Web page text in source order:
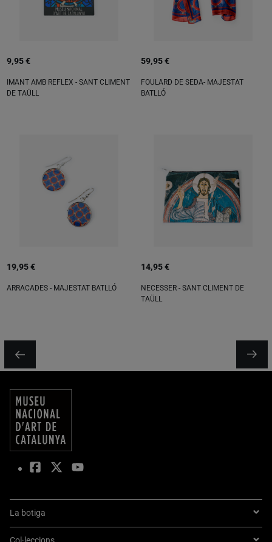
9,95 €
IMANT AMB REFLEX - SANT CLIMENT
DE TAÜLL
59,95 €
FOULARD DE SEDA- MAJESTAT
BATLLÓ
19,95 €
ARRACADES - MAJESTAT BATLLÓ
14,95 €
NECESSER - SANT CLIMENT DE
TAÜLL
La botiga